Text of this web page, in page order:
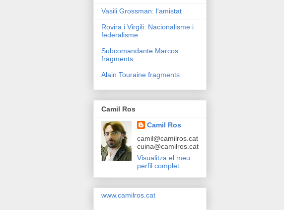
Vasili Grossman: l'amistat
Rovira i Virgili: Nacionalisme i
federalisme
Subcomandante Marcos:
fragments
Alain Touraine fragments
Camil Ros
Camil Ros
camil@camilros.cat
cuina@camilros.cat
Visualitza el meu
perfil complet
www.camilros.cat